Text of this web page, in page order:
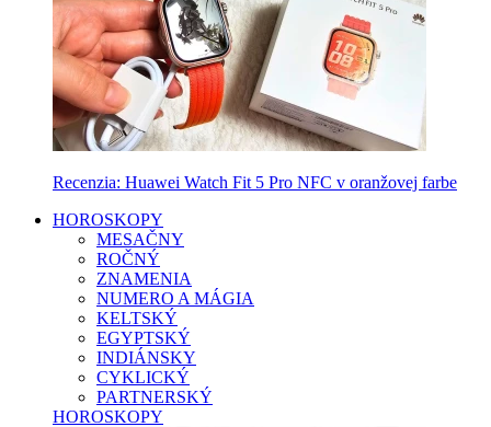
Recenzia: Huawei Watch Fit 5 Pro NFC v oranžovej farbe
HOROSKOPY
MESAČNY
ROČNÝ
ZNAMENIA
NUMERO A MÁGIA
KELTSKÝ
EGYPTSKÝ
INDIÁNSKY
CYKLICKÝ
PARTNERSKÝ
HOROSKOPY